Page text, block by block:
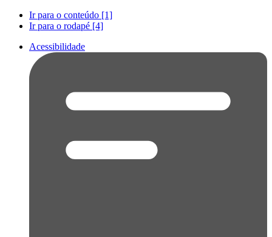
Ir para o conteúdo [1]
Ir para o rodapé [4]
Acessibilidade